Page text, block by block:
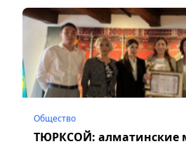
Общество
ТЮРКСОЙ: алматинские